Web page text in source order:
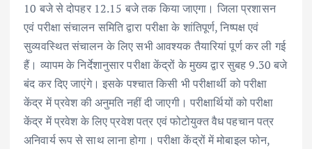
10 बजे से दोपहर 12.15 बजे तक किया जाएगा। जिला प्रशासन
एवं परीक्षा संचालन समिति द्वारा परीक्षा के शांतिपूर्ण, निष्पक्ष एवं
सुव्यवस्थित संचालन के लिए सभी आवश्यक तैयारियां पूर्ण कर ली गई
हैं। व्यापम के निर्देशानुसार परीक्षा केंद्रों के मुख्य द्वार सुबह 9.30 बजे
बंद कर दिए जाएंगे। इसके पश्चात किसी भी परीक्षार्थी को परीक्षा
केंद्र में प्रवेश की अनुमति नहीं दी जाएगी। परीक्षार्थियों को परीक्षा
केंद्र में प्रवेश के लिए प्रवेश पत्र एवं फोटोयुक्त वैध पहचान पत्र
अनिवार्य रूप से साथ लाना होगा। परीक्षा केंद्रों में मोबाइल फोन,